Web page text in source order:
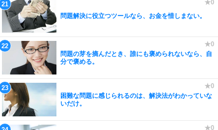
問題解決に役立つツールなら、お金を惜しまない。
問題の芽を摘んだとき、誰にも褒められないなら、自
分で褒める。
困難な問題に感じられるのは、解決法がわかっていな
いだけ。